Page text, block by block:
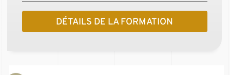
DÉTAILS DE LA FORMATION